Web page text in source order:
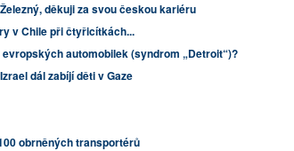
děkuji za svou českou kariéru
v Chile při čtyřicítkách...
automobilek (syndrom „Detroit“)?
dál zabíjí děti v Gaze
obrněných transportérů